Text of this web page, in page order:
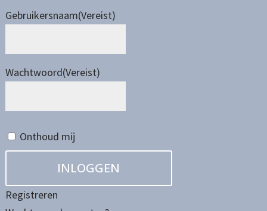
Gebruikersnaam(Vereist)
Wachtwoord(Vereist)
Onthoud mij
Registreren